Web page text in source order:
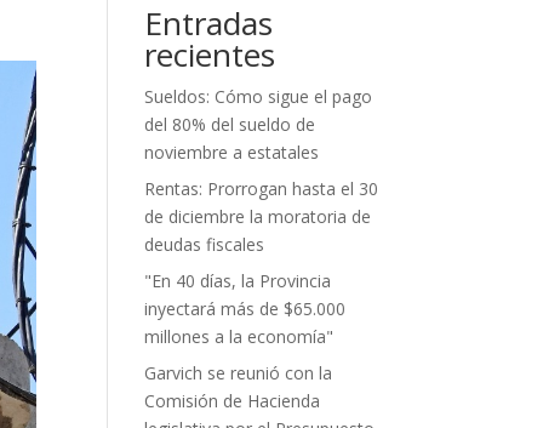
Entradas
recientes
Sueldos: Cómo sigue el pago
del 80% del sueldo de
noviembre a estatales
Rentas: Prorrogan hasta el 30
de diciembre la moratoria de
deudas fiscales
"En 40 días, la Provincia
inyectará más de $65.000
millones a la economía"
Garvich se reunió con la
Comisión de Hacienda